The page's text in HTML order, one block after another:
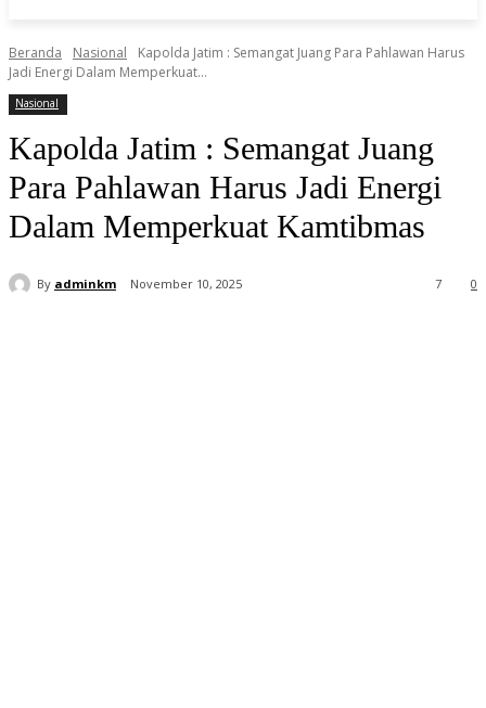
Beranda Nasional
Kapolda Jatim : Semangat Juang Para Pahlawan Harus
Jadi Energi Dalam Memperkuat...
Nasional
Kapolda Jatim : Semangat Juang
Para Pahlawan Harus Jadi Energi
Dalam Memperkuat Kamtibmas
By adminkm November 10, 2025 0
7